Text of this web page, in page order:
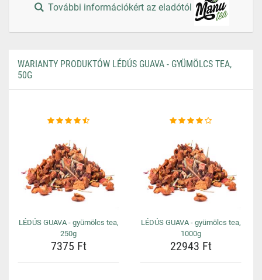
További információkért az eladótól
WARIANTY PRODUKTÓW LÉDÚS GUAVA - GYÜMÖLCS TEA,
50G
LÉDÚS GUAVA - gyümölcs tea,
250g
7375 Ft
LÉDÚS GUAVA - gyümölcs tea,
1000g
22943 Ft